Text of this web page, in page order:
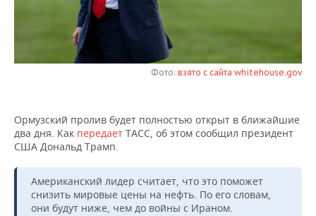
ЭНЕРГЕТИКА
ТРАНСПОРТ
НОВОСТИ МЕРОПРИЯТИЙ
ВЫЕЗДНАЯ РЕДАКЦИЯ
ОТКРЫТАЯ ЛЕКЦИЯ
НОВОСТИ СПОРТА
БАСКЕТБОЛ
ВОЛЕЙБОЛ
КИБЕРСПОРТ
ОБЩЕСТВО
ИНФРАСТРУКТУРА
ИСТОРИЯ
КУЛЬТУРА
СПРАВОЧНИК
СПИСОК ПЕРСОН
СПИСОК КОМПАНИЙ
ПОЛНАЯ ВЕРСИЯ
Фото: взято с сайта whitehouse.gov
Ормузский пролив будет полностью открыт в ближайшие
два дня. Как передает ТАСС, об этом сообщил президент
США Дональд Трамп.
Американский лидер считает, что это поможет
снизить мировые цены на нефть. По его словам,
они будут ниже, чем до войны с Ираном.